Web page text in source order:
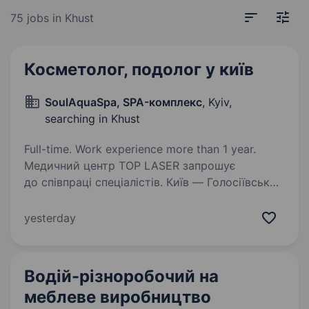
75 jobs in Khust
Косметолог, подолог у київ
SoulAquaSpa, SPA-комплекс, Kyiv,
searching in Khust
Full-time. Work experience more than 1 year.
Медичний центр TOP LASER запрошує
до співпраці спеціалістів. Київ — Голосіївський
«Городок», вул. Духновича, 3А TOP LASER —
yesterday
Водій-різноробочий на
меблеве виробництво